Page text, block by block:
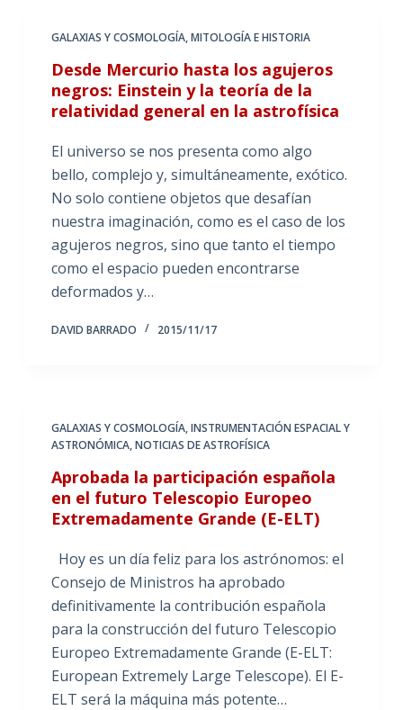
GALAXIAS Y COSMOLOGÍA,MITOLOGÍA E HISTORIA
Desde Mercurio hasta los agujeros
negros: Einstein y la teoría de la
relatividad general en la astrofísica
El universo se nos presenta como algo
bello, complejo y, simultáneamente, exótico.
No solo contiene objetos que desafían
nuestra imaginación, como es el caso de los
agujeros negros, sino que tanto el tiempo
como el espacio pueden encontrarse
deformados y…
DAVID BARRADO 2015/11/17
GALAXIAS Y COSMOLOGÍA,INSTRUMENTACIÓN ESPACIAL Y
ASTRONÓMICA,NOTICIAS DE ASTROFÍSICA
Aprobada la participación española
en el futuro Telescopio Europeo
Extremadamente Grande (E-ELT)
Hoy es un día feliz para los astrónomos: el
Consejo de Ministros ha aprobado
definitivamente la contribución española
para la construcción del futuro Telescopio
Europeo Extremadamente Grande (E-ELT:
European Extremely Large Telescope). El E-
ELT será la máquina más potente…